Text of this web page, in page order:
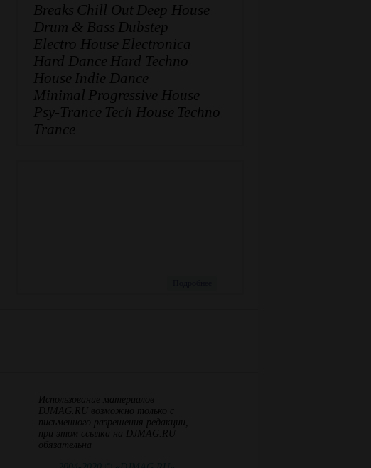
Breaks Chill Out Deep House
Drum & Bass Dubstep
Electro House Electronica
Hard Dance Hard Techno
House Indie Dance
Minimal Progressive House
Psy-Trance Tech House Techno
Trance
Использование материалов
DJMAG.RU возможно только с
письменного разрешения редакции,
при этом ссылка на DJMAG.RU
обязательна